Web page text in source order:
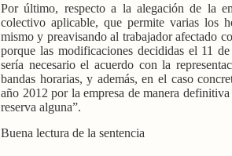
Por último, respecto a la alegación de la
colectivo aplicable, que permite varias los
mismo y preavisando al trabajador afectado
porque las modificaciones decididas el 11
sería necesario el acuerdo con la
bandas horarias, y además, en el caso
año 2012 por la empresa de manera
reserva alguna”.
Buena lectura de la sentencia